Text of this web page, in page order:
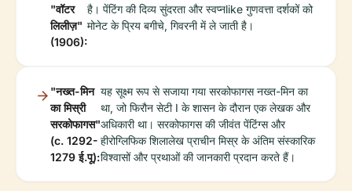
"वॉटर
लिलीज़"
(1906):
है। पेंटिंग की दिव्य सुंदरता और स्वप्नlike गुणवत्ता दर्शकों को
मोनेट के प्रिय बगीचे, गिवरनी में ले जाती है।
"नख्त-मिन
का मिस्री
सरकोफागस"
(c. 1292-
1279 ई.पू):
यह सूक्ष्म रूप से सजाया गया सरकोफागस नख्त-मिन का
था, जो फिरौन सेटी I के शासन के दौरान एक लेखक और
अधिकारी था। सरकोफागस की जीवंत पेंटिंग्स और
हीरोग्लिफिक शिलालेख प्राचीन मिस्र के अंतिम संस्कारिक
विश्वासों और प्रथाओं की जानकारी प्रदान करते हैं।